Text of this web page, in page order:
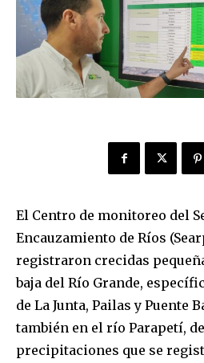
El Centro de monitoreo del
Encauzamiento de Ríos
registraron crecidas
baja del Río Grande,
de La Junta, Pailas y Puente
también en el río Parapetí,
precipitaciones que se